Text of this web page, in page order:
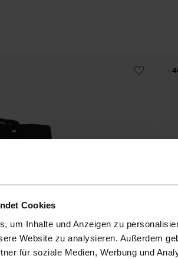
Cookies
um Inhalte und Anzeigen zu
Website zu analysieren. Außerdem
für soziale Medien, Werbung und
-